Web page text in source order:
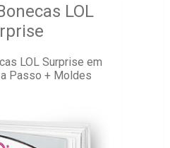
LOL
LOL Surprise em
Passo + Moldes